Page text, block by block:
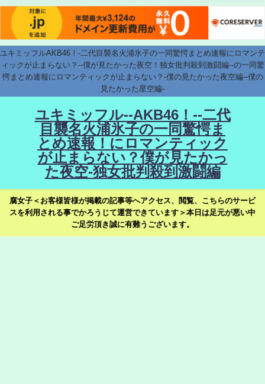
ユキミッフルAKB46！-二代目襲名火浦氷子の一同驚愕まとめ速報にロマンテ
ィックが止まらない？--僕が見たかった夜空！独女批判殺到激闘編--の一同驚
愕まとめ速報にロマンティックが止まらない？-僕の見たかった夜空編--僕の
見たかった星空編-
ユキミッフル--AKB46！--二代
目襲名火浦氷子の一同驚愕ま
とめ速報！にロマンティック
が止まらない？僕が見たかっ
た夜空-独女批判殺到激闘編
腐女子＜お客様皆様が掲載の記事等へアクセス、閲覧、こちらのサービ
スを利用される事でかろうじて運営できています＞本日は足元が悪い中
ご足労頂き誠に有難うございます。